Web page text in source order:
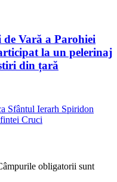
Vară a Parohiei
la un pelerinaj
din țară
Sfântul Ierarh Spiridon
Cruci
obligatorii sunt